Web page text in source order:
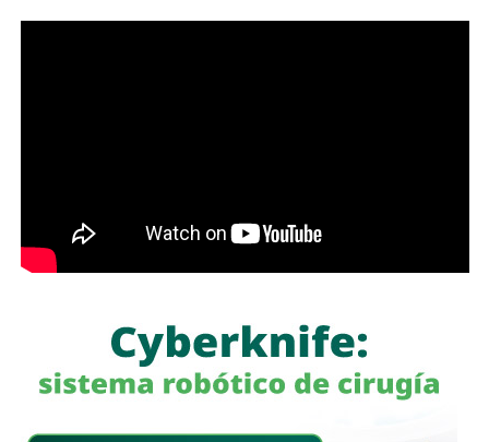
de transporte de la Fenapo 2026
serán monitoreados por elC5y que se habilitará
atención ciudadana mediante la
seguimiento a posibles quejas durante el periodo de la
La dependencia agregó que la versión paraiPhone
incorporará en una etapa posterior del proyecto.